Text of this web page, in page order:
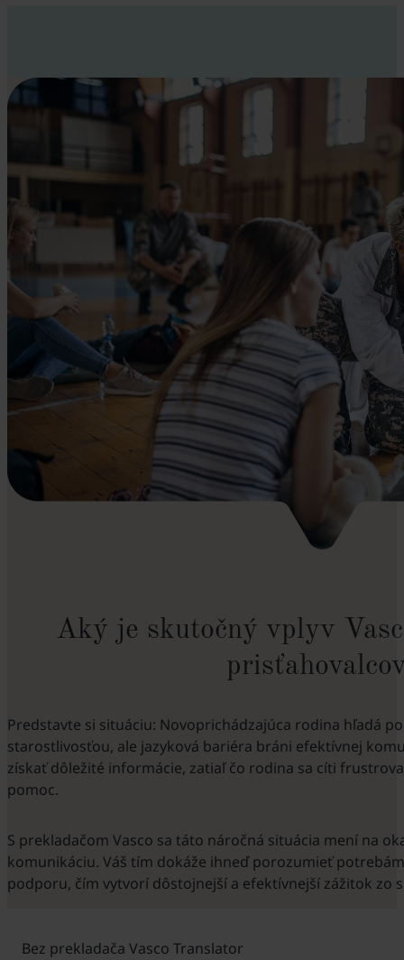
Aký je skutočný vplyv
Predstavte si situáciu: Novoprichádzajúca rodina hľadá
starostlivosťou, ale jazyková bariéra bráni efektívnej
získať dôležité informácie, zatiaľ čo rodina sa cíti
pomoc.
S prekladačom Vasco sa táto náročná situácia mení na
komunikáciu. Váš tím dokáže ihneď porozumieť
podporu, čím vytvorí dôstojnejší a efektívnejší zážitok zo
Bez prekladača Vasco Translator